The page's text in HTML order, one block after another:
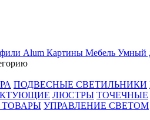
Alum Картины Мебель Умный
ПОДВЕСНЫЕ СВЕТИЛЬНИКИ
ЛЮСТРЫ ТОЧЕЧНЫЕ
УПРАВЛЕНИЕ СВЕТОМ